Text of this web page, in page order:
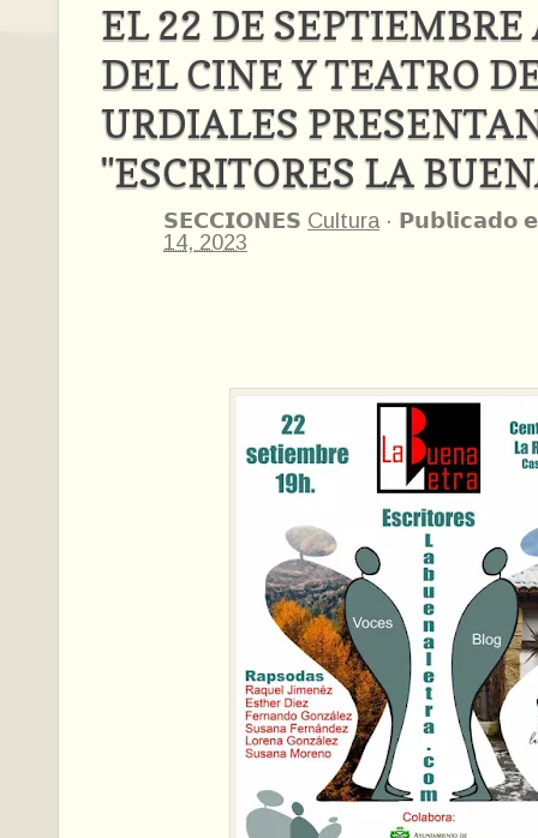
EL 22 DE SEPTIEMBRE
DEL CINE Y TEATRO
URDIALES
"ESCRITORES LA
𝗦𝗘𝗖𝗖𝗜𝗢𝗡𝗘𝗦 Cultura · 𝗣𝘂𝗯𝗹𝗶𝗰𝗮𝗱𝗼
14, 2023